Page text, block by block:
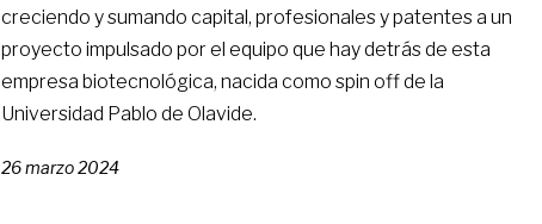
creciendo y sumando capital, profesionales y patentes a un
proyecto impulsado por el equipo que hay detrás de esta
empresa biotecnológica, nacida como spin off de la
Universidad Pablo de Olavide.
26 marzo 2024